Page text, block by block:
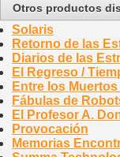
Otros productos
Solaris
Retorno de las
Diarios de las
El Regreso /
Entre los
Fábulas de
El Profesor A.
Provocación
Memorias